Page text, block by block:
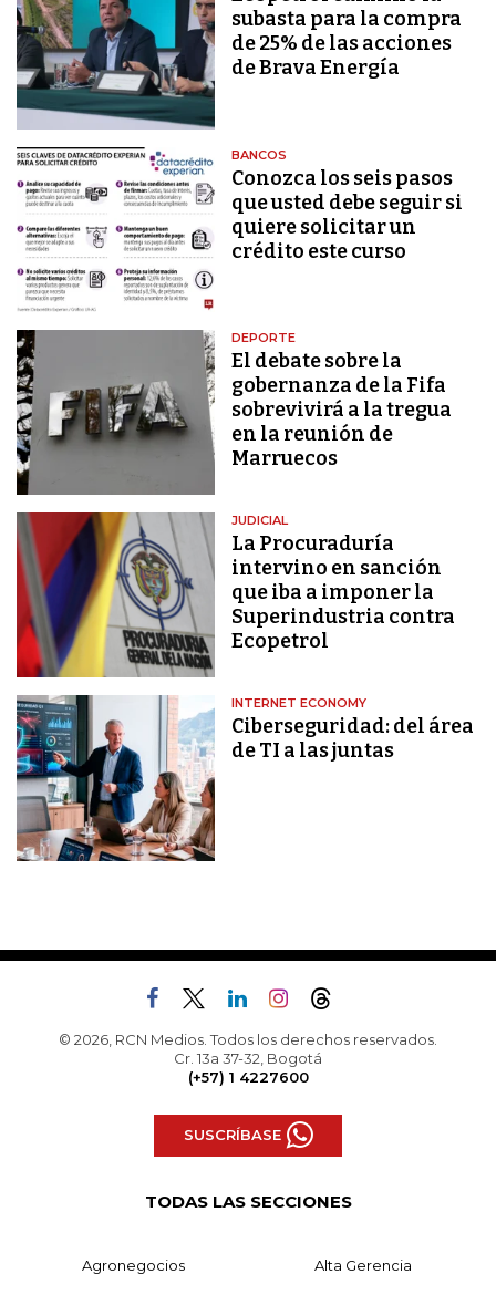
subasta para la compra
de 25% de las acciones
de Brava Energía
BANCOS
Conozca los seis pasos
que usted debe seguir si
quiere solicitar un
crédito este curso
DEPORTE
El debate sobre la
gobernanza de la Fifa
sobrevivirá a la tregua
en la reunión de
Marruecos
JUDICIAL
La Procuraduría
intervino en sanción
que iba a imponer la
Superindustria contra
Ecopetrol
INTERNET ECONOMY
Ciberseguridad: del área
de TI a las juntas
© 2026, RCN Medios. Todos los derechos reservados.
Cr. 13a 37-32, Bogotá
(+57) 1 4227600
SUSCRÍBASE
TODAS LAS SECCIONES
Agronegocios Alta Gerencia